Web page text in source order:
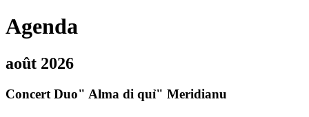
Agenda
août 2026
Concert Duo" Alma di quỉ" Meridianu